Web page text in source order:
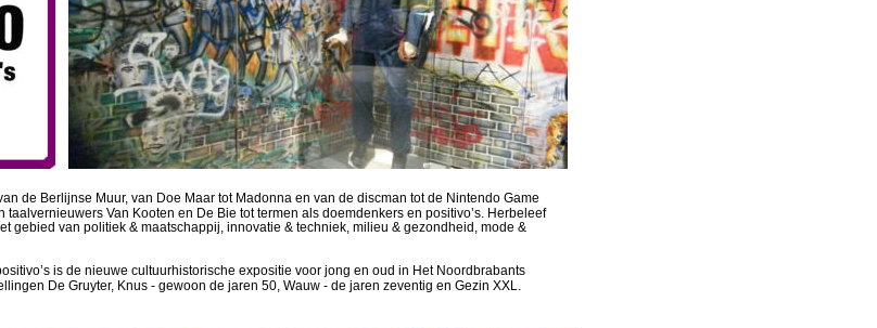
de Berlijnse Muur, van Doe Maar tot Madonna en van de discman tot de Nintendo Game
taalvernieuwers Van Kooten en De Bie tot termen als doemdenkers en positivo’s. Herbeleef
gebied van politiek & maatschappij, innovatie & techniek, milieu & gezondheid, mode &
is de nieuwe cultuurhistorische expositie voor jong en oud in Het Noordbrabants
De Gruyter, Knus - gewoon de jaren 50, Wauw - de jaren zeventig en Gezin XXL.